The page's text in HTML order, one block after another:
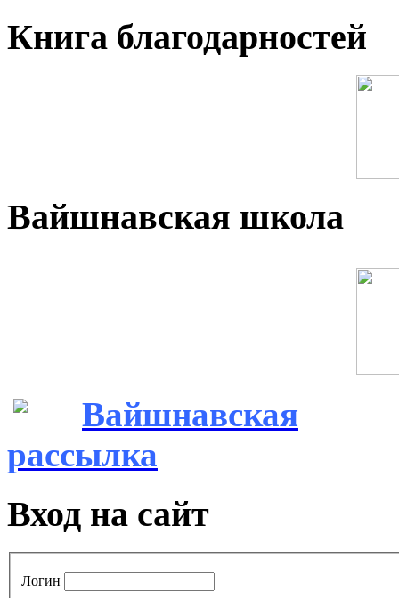
Книга благодарностей
Вайшнавская школа
Вайшнавская
рассылка
Вход на сайт
Логин